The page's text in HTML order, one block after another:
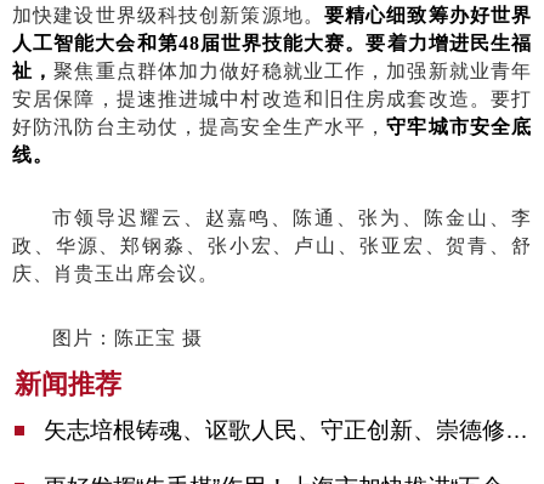
加快建设世界级科技创新策源地。 要精心细致筹办好世界
人工智能大会和第48届世界技能大赛。要着力增进民生福
祉，聚焦重点群体加力做好稳就业工作，加强新就业青年
安居保障，提速推进城中村改造和旧住房成套改造。要打
好防汛防台主动仗，提高安全生产水平，守牢城市安全底
线。
市领导迟耀云、赵嘉鸣、陈通、张为、陈金山、李
政、华源、郑钢淼、张小宏、卢山、张亚宏、贺青、舒
庆、肖贵玉出席会议。
图片：陈正宝 摄
新闻推荐
矢志培根铸魂、讴歌人民、守正创新、崇德修身！这场座谈会上，陈吉宁对全市文化战线提出期望